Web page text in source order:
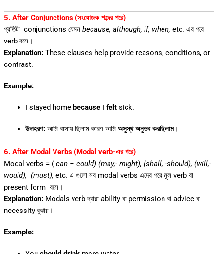
5. After Conjunctions (সংযোজক শব্দের পরে)
প্রতিটা conjunctions যেমন because, although, if, when, etc. এর পরে
verb বসে।
Explanation:These clauses help provide reasons, conditions, or
contrast.
Example:
I stayed home becauseI feltsick.
উদাহরণ:আমি বাসায় ছিলাম কারণ আমি অসুস্থ অনুভব করছিলাম।
6. After Modal Verbs (Modal verb-এর পরে)
Modal verbs = ( can – could) (may,- might), (shall, -should), (will,-
would), (must), etc. এ গুলো সব modal verbs এদের পরে মূল verb বা
present form বসে।
Explanation:Modals verb দ্বারা ability বা permission বা advice বা
necessity বুঝায়।
Example: